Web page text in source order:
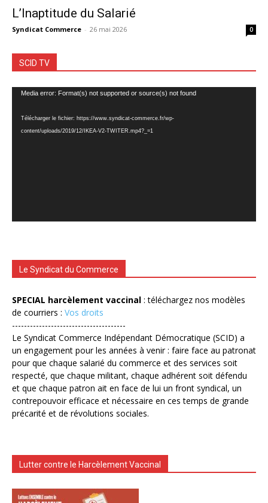
L’Inaptitude du Salarié
Syndicat Commerce - 26 mai 2026 0
SCID TV
Lecteur
Media error: Format(s) not supported or source(s) not found
Télécharger le fichier: https://www.syndicat-commerce.fr/wp-
content/uploads/2019/12/IKEA-V2-TWITER.mp4?_=1
Le Syndicat du Commerce
SPECIAL harcèlement vaccinal : téléchargez nos modèles
de courriers : Vos droits
--------------------------------------
Le Syndicat Commerce Indépendant Démocratique (SCID) a
un engagement pour les années à venir : faire face au patronat
pour que chaque salarié du commerce et des services soit
respecté, que chaque militant, chaque adhérent soit défendu
et que chaque patron ait en face de lui un front syndical, un
contrepouvoir efficace et nécessaire en ces temps de grande
précarité et de révolutions sociales.
Lutter contre le Harcèlement Vaccinal